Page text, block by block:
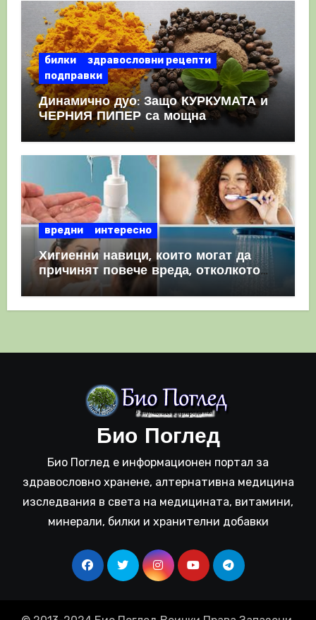
билки
здравословни рецепти
подправки
Динамично дуо: Защо КУРКУМАТА и
ЧЕРНИЯ ПИПЕР са мощна
комбинация
вредни интересно
Хигиенни навици, които могат да
причинят повече вреда, отколкото
полза
Био Поглед
Био Поглед е информационен портал за
здравословно хранене, алтернативна медицина
изследвания в света на медицината, витамини,
минерали, билки и хранителни добавки